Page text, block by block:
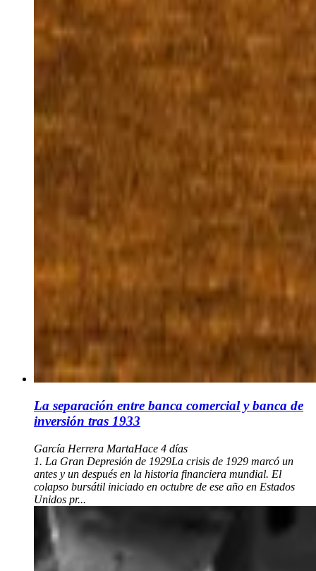
La separación entre banca comercial y banca de
inversión tras 1933
García Herrera MartaHace 4 días
1. La Gran Depresión de 1929La crisis de 1929 marcó un
antes y un después en la historia financiera mundial. El
colapso bursátil iniciado en octubre de ese año en Estados
Unidos pr...